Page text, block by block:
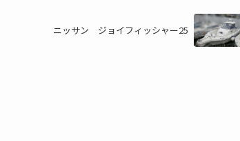
ニッサン ジョイフィッシャー25